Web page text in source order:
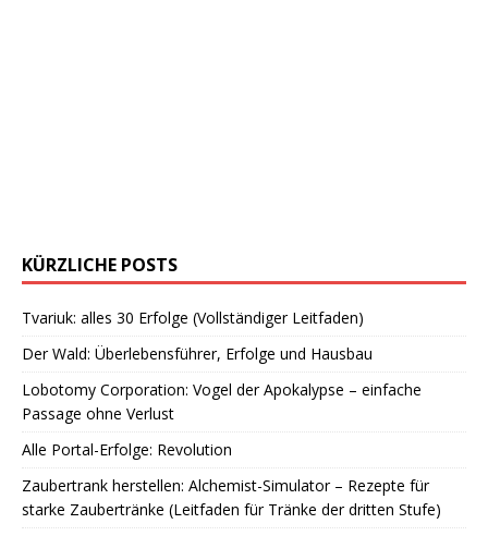
KÜRZLICHE POSTS
Tvariuk: alles 30 Erfolge (Vollständiger Leitfaden)
Der Wald: Überlebensführer, Erfolge und Hausbau
Lobotomy Corporation: Vogel der Apokalypse – einfache
Passage ohne Verlust
Alle Portal-Erfolge: Revolution
Zaubertrank herstellen: Alchemist-Simulator – Rezepte für
starke Zaubertränke (Leitfaden für Tränke der dritten Stufe)